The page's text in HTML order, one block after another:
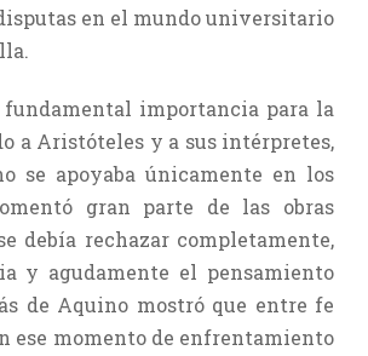
en el mundo universitario
fundamental importancia para la
a Aristóteles y a sus intérpretes,
se apoyaba únicamente en los
gran parte de las obras
debía rechazar completamente,
y agudamente el pensamiento
de Aquino mostró que entre fe
ese momento de enfrentamiento